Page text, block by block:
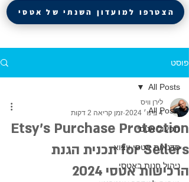
הצטרפו למועדון השנתי של אטסי
פוסט
All Posts
תפעול אטסי
סדנאות אטסי ויצוא
ניהול חנות באטסי
All Posts
Etsy's Purchase Protection
for Sellers תכנית הגנת
הרכישות אטסי 2024
לירן וויס
4 בינו׳ 2024
זמן קריאה 2 דקות